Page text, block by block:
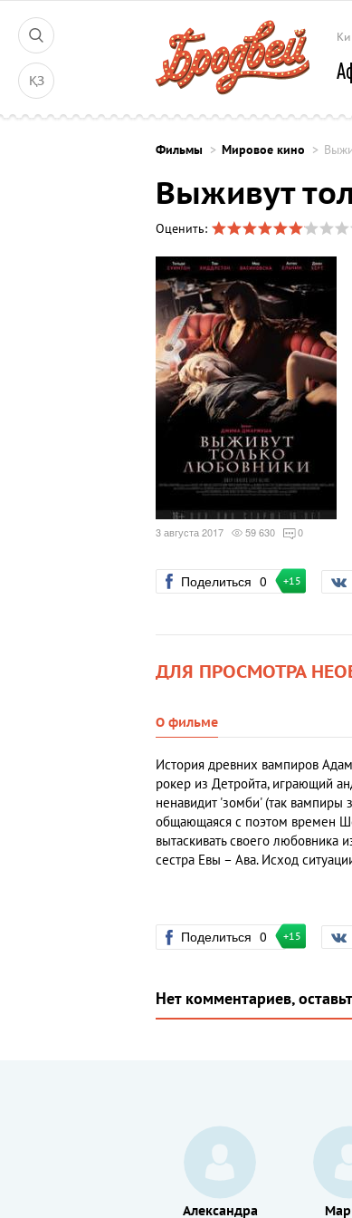
ҚЗ
Фильмы Мировое кино
Выживут
Оценить:
3 августа 2017 59 630 0
Поделиться 0 +15
ДЛЯ ПРОСМОТРА
О фильме
История древних вампиров
рокер из Детройта, играющий
ненавидит 'зомби' (так вампиры
общающаяся с поэтом времен
вытаскивать своего
сестра Евы – Ава. Исход
Поделиться 0 +15
Нет комментариев,
Александра